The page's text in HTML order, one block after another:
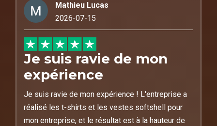
Mathieu Lucas
2026-07-15
Je suis ravie de mon
expérience
Je suis ravie de mon expérience ! L'entreprise a
réalisé les t-shirts et les vestes softshell pour
mon entreprise, et le résultat est à la hauteur de